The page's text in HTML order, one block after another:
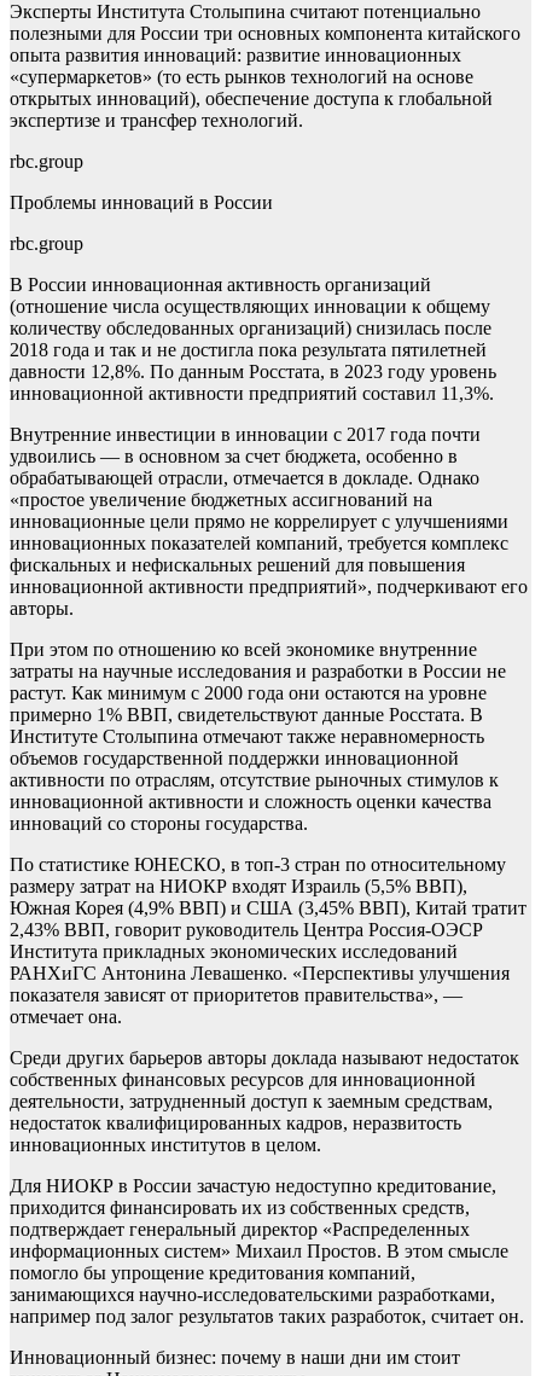
Эксперты Института Столыпина считают потенциально
полезными для России три основных компонента китайского
опыта развития инноваций: развитие инновационных
«супермаркетов» (то есть рынков технологий на основе
открытых инноваций), обеспечение доступа к глобальной
экспертизе и трансфер технологий.
rbc.group
Проблемы инноваций в России
rbc.group
В России инновационная активность организаций
(отношение числа осуществляющих инновации к общему
количеству обследованных организаций) снизилась после
2018 года и так и не достигла пока результата пятилетней
давности 12,8%. По данным Росстата, в 2023 году уровень
инновационной активности предприятий составил 11,3%.
Внутренние инвестиции в инновации с 2017 года почти
удвоились — в основном за счет бюджета, особенно в
обрабатывающей отрасли, отмечается в докладе. Однако
«простое увеличение бюджетных ассигнований на
инновационные цели прямо не коррелирует с улучшениями
инновационных показателей компаний, требуется комплекс
фискальных и нефискальных решений для повышения
инновационной активности предприятий», подчеркивают его
авторы.
При этом по отношению ко всей экономике внутренние
затраты на научные исследования и разработки в России не
растут. Как минимум с 2000 года они остаются на уровне
примерно 1% ВВП, свидетельствуют данные Росстата. В
Институте Столыпина отмечают также неравномерность
объемов государственной поддержки инновационной
активности по отраслям, отсутствие рыночных стимулов к
инновационной активности и сложность оценки качества
инноваций со стороны государства.
По статистике ЮНЕСКО, в топ-3 стран по относительному
размеру затрат на НИОКР входят Израиль (5,5% ВВП),
Южная Корея (4,9% ВВП) и США (3,45% ВВП), Китай тратит
2,43% ВВП, говорит руководитель Центра Россия-ОЭСР
Института прикладных экономических исследований
РАНХиГС Антонина Левашенко. «Перспективы улучшения
показателя зависят от приоритетов правительства», —
отмечает она.
Среди других барьеров авторы доклада называют недостаток
собственных финансовых ресурсов для инновационной
деятельности, затрудненный доступ к заемным средствам,
недостаток квалифицированных кадров, неразвитость
инновационных институтов в целом.
Для НИОКР в России зачастую недоступно кредитование,
приходится финансировать их из собственных средств,
подтверждает генеральный директор «Распределенных
информационных систем» Михаил Простов. В этом смысле
помогло бы упрощение кредитования компаний,
занимающихся научно-исследовательскими разработками,
например под залог результатов таких разработок, считает он.
Инновационный бизнес: почему в наши дни им стоит